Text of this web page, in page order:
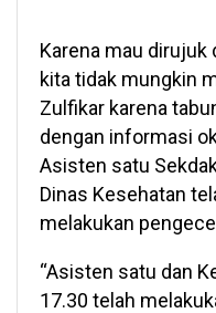
Karena mau dirujuk
kita tidak mungkin
Zulfikar karena
dengan informasi
Asisten satu
Dinas Kesehatan
melakukan
“Asisten satu dan
17.30 telah